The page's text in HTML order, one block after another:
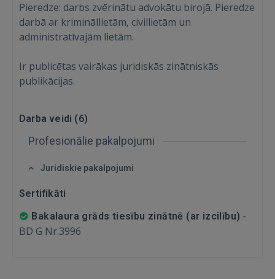
Aizmirsāt paroli? Atcerēties?
Pieredze: darbs zvērinātu advokātu birojā. Pieredze
darbā ar krimināllietām, civillietām un
administratīvajām lietām.
Ir publicētas vairākas juridiskās zinātniskās
publikācijas.
Darba veidi (6)
Profesionālie pakalpojumi
Juridiskie pakalpojumi
Sertifikāti
Bakalaura grāds tiesību zinātnē (ar izcilību) -
BD G Nr.3996